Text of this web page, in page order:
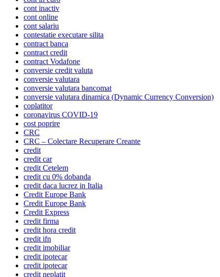
cont inactiv
cont online
cont salariu
contestatie executare silita
contract banca
contract credit
contract Vodafone
conversie credit valuta
conversie valutara
conversie valutara bancomat
conversie valutara dinamica (Dynamic Currency Conversion)
coplatitor
coronavirus COVID-19
cost poprire
CRC
CRC – Colectare Recuperare Creante
credit
credit car
credit Cetelem
credit cu 0% dobanda
credit daca lucrez in Italia
Credit Europe Bank
Credit Europe Bank
Credit Express
credit firma
credit hora credit
credit ifn
credit imobiliar
credit ipotecar
credit ipotecar
credit neplatit